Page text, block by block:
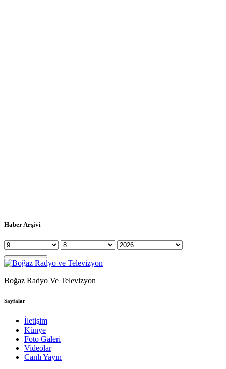
Haber Arşivi
Boğaz Radyo Ve Televizyon
Sayfalar
İletişim
Künye
Foto Galeri
Videolar
Canlı Yayın